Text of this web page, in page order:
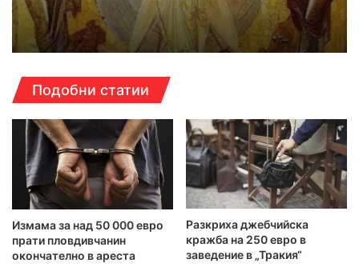
Подобни статии
Измама за над 50 000 евро
прати пловдивчанин
окончателно в ареста
Разкриха джебчийска
кражба на 250 евро в
заведение в „Тракия“